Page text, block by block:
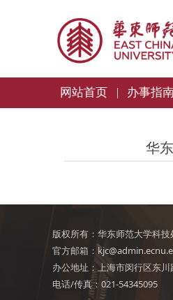
网站首页 办事指
华
版权所有：华东师范大学科技
官方邮箱：
办公地址：上海市闵行区东
电话/传真：021-54345095